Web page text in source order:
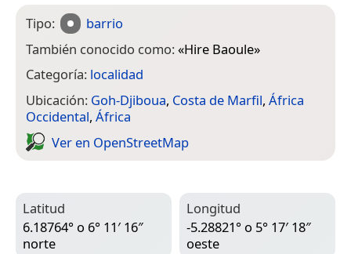
Tipo:
barrio
También conocido como:«Hire Baoule»
Categoría: localidad
Ubicación: Goh-Djiboua, Costa de Marfil, África
Occidental, África
Ver en Open­Street­Map
Latitud
6.18764° o 6° 11′ 16″
norte
Longitud
-5.28821° o 5° 17′ 18″
oeste